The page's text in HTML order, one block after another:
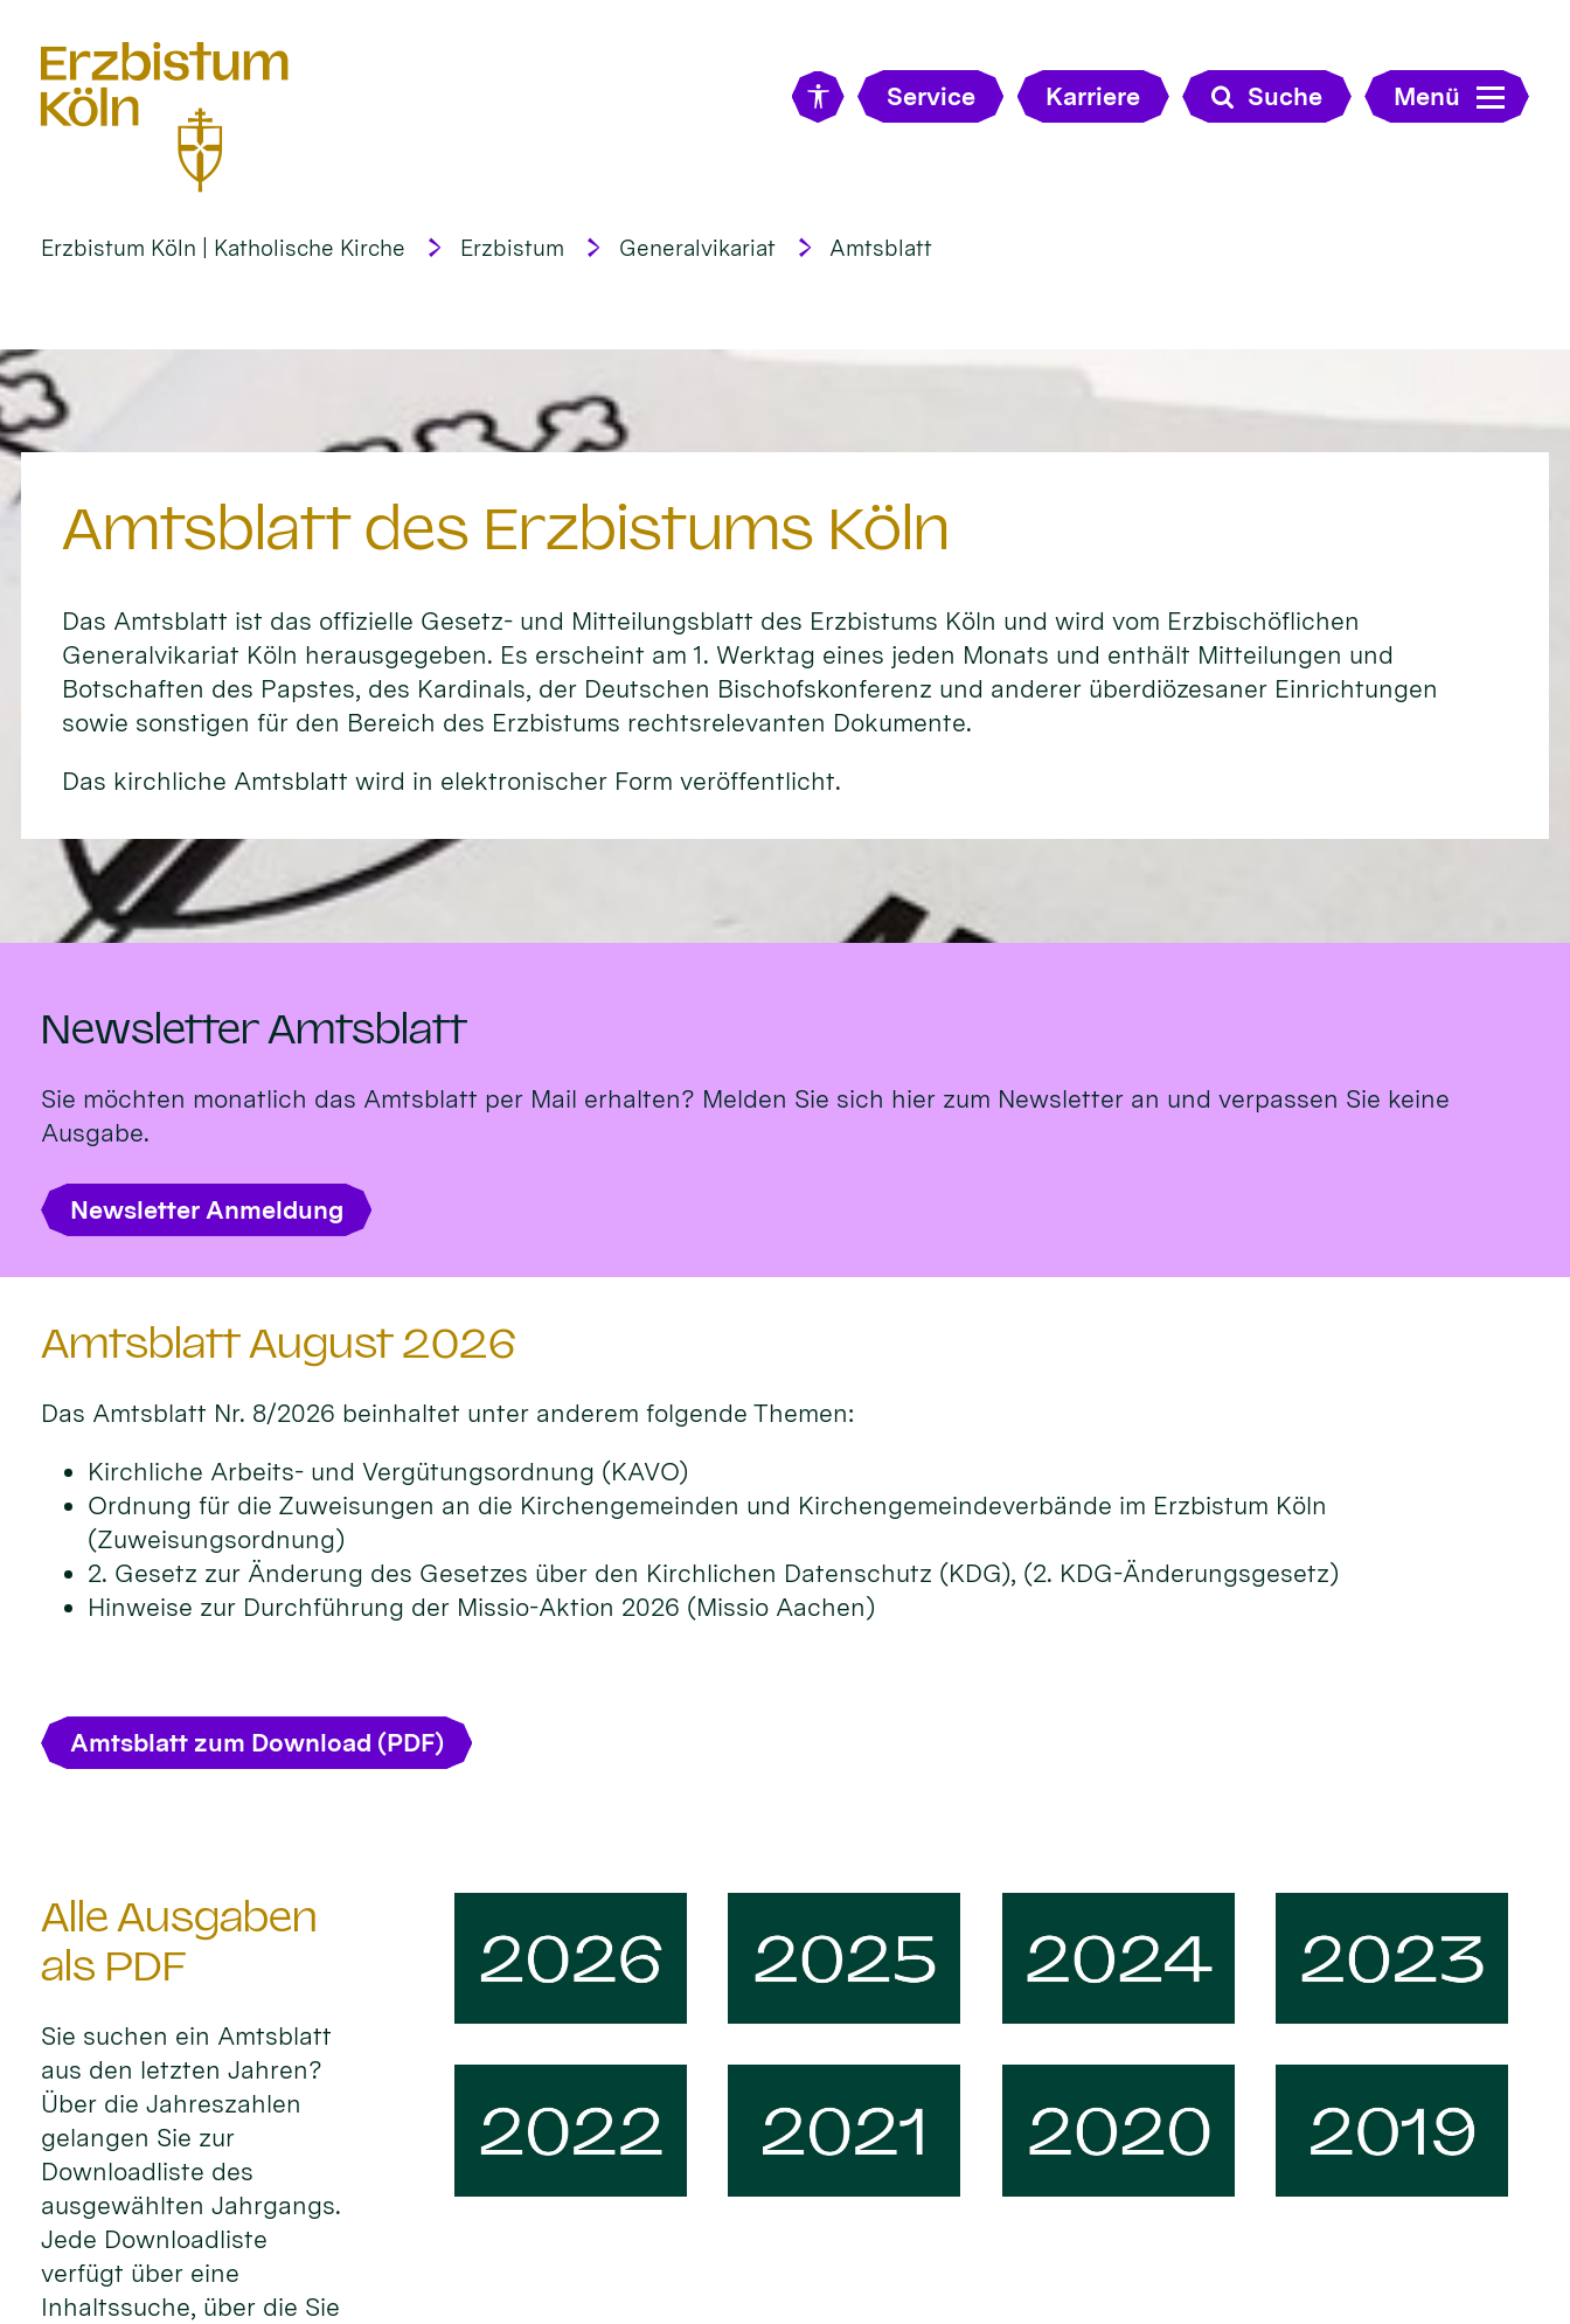
Service Karriere Suche Menü
Erzbistum Köln | Katholische Kirche Erzbistum Generalvikariat Amtsblatt
Amtsblatt des Erzbistums Köln
Das Amtsblatt ist das offizielle Gesetz- und Mitteilungsblatt des Erzbistums Köln und wird vom Erzbischöflichen
Generalvikariat Köln herausgegeben. Es erscheint am 1. Werktag eines jeden Monats und enthält Mitteilungen und
Botschaften des Papstes, des Kardinals, der Deutschen Bischofskonferenz und anderer überdiözesaner Einrichtungen
sowie sonstigen für den Bereich des Erzbistums rechtsrelevanten Dokumente.
Das kirchliche Amtsblatt wird in elektronischer Form veröffentlicht.
Newsletter Amtsblatt
Sie möchten monatlich das Amtsblatt per Mail erhalten? Melden Sie sich hier zum Newsletter an und verpassen Sie keine
Ausgabe.
Newsletter Anmeldung
Amtsblatt August 2026
Das Amts­blatt Nr. 8/2026 beinhal­tet unter ande­rem fol­gen­de Themen:
Kirchliche Arbeits- und Vergütungsordnung (KAVO)
Ordnung für die Zuweisungen an die Kirchengemeinden und Kirchengemeindeverbände im Erzbistum Köln
(Zuweisungsordnung)
2. Gesetz zur Änderung des Gesetzes über den Kirchlichen Datenschutz (KDG), (2. KDG-Änderungsgesetz)
Hinweise zur Durchführung der Missio-Aktion 2026 (Missio Aachen)
Amtsblatt zum Download (PDF)
Alle Ausgaben
als PDF
Sie suchen ein Amtsblatt
aus den letzten Jahren?
Über die Jahreszahlen
gelangen Sie zur
Downloadliste des
ausgewählten Jahrgangs.
Jede Downloadliste
verfügt über eine
Inhaltssuche, über die Sie